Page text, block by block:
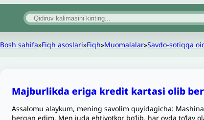
Bosh sahifa»Fiqh asoslari»Fiqh»Muomalalar»Savdo-sotiqqa
Majburlikda eriga kredit kartasi olib
Assalomu alaykum, mening savolim quyidagicha:
bergan edim. Men juda ehtiyotkor bo‘lib, har oyda to‘lay